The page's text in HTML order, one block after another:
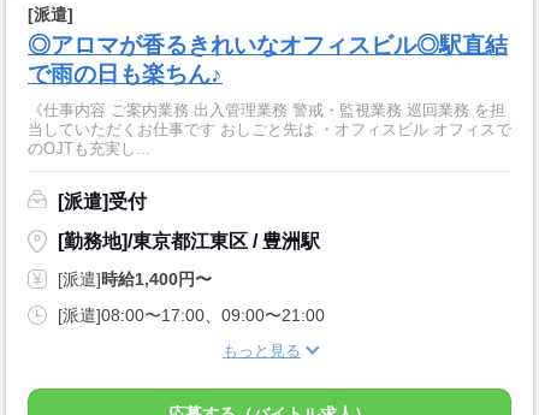
[派遣]
◎アロマが香るきれいなオフィスビル◎駅直結
で雨の日も楽ちん♪
《仕事内容 ご案内業務 出入管理業務 警戒・監視業務 巡回業務 を担
当していただくお仕事です おしごと先は ・オフィスビル オフィスで
のOJTも充実し...
[派遣]受付
[勤務地]/東京都江東区 / 豊洲駅
[派遣]時給1,400円〜
[派遣]08:00〜17:00、09:00〜21:00
もっと見る